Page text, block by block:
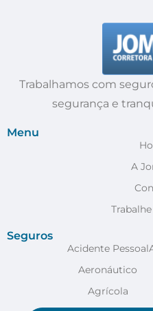
Trabalhamos com
segurança e
Menu
A
Seguros
Acidente Pessoal
Aeronáutico
Agrícola